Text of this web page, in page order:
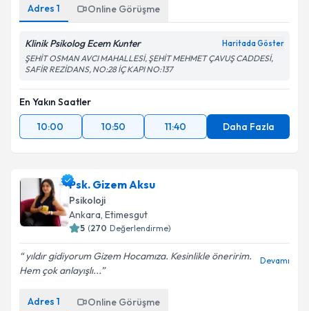
Adres 1 Online Görüşme
Klinik Psikolog Ecem Kunter Haritada Göster
ŞEHİT OSMAN AVCI MAHALLESİ, ŞEHİT MEHMET ÇAVUŞ CADDESİ,
SAFİR REZİDANS, NO:28 İÇ KAPI NO:137
En Yakın Saatler
10:00
10:50 11:40 Daha Fazla
Psk. Gizem Aksu
Psikoloji
Ankara, Etimesgut
5 (270 Değerlendirme)
yıldır gidiyorum Gizem Hocamıza. Kesinlikle öneririm.
Hem çok anlayışlı...
Devamı
Adres 1 Online Görüşme